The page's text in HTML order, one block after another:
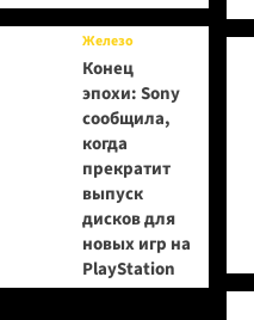
Железо
Конец
эпохи: Sony
сообщила,
когда
прекратит
выпуск
дисков для
новых игр на
PlayStation